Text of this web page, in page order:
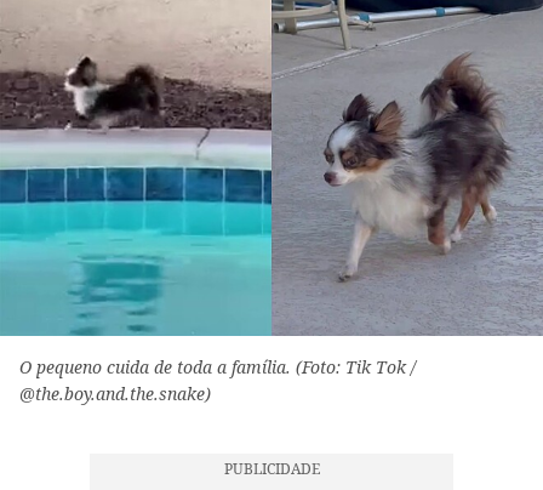
O pequeno cuida de toda a família. (Foto: Tik Tok /
@the.boy.and.the.snake)